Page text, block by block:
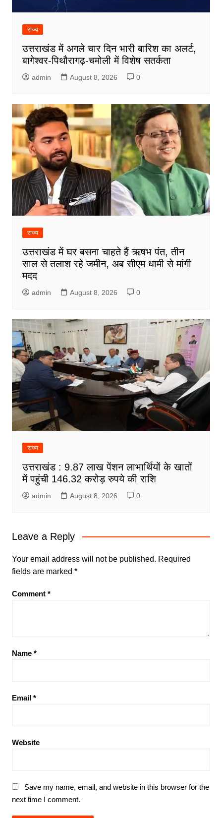
राज्य
उत्तराखंड में अगले चार दिन भारी बारिश का अलर्ट,
बागेश्वर-पिथौरागढ़-चमोली में विशेष सतर्कता
admin August 8, 2026 0
राज्य
उत्तराखंड में घर बसना चाहते हैं ऋषभ पंत, तीन
साल से तलाश रहे जमीन, अब सीएम धामी से मांगी
मदद
admin August 8, 2026 0
राज्य
उत्तराखंड : 9.87 लाख पेंशन लाभार्थियों के खातों
में पहुंची 146.32 करोड़ रुपये की राशि
admin August 8, 2026 0
Leave a Reply
Your email address will not be published. Required
fields are marked *
Comment *
Name *
Email *
Website
Save my name, email, and website in this browser for the
next time I comment.